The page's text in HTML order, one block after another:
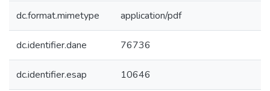
dc.format.mimetype application/pdf
dc.identifier.dane 76736
dc.identifier.esap 10646